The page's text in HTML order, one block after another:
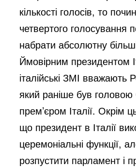
кількості голосів, то
четвертого голосування
набрати абсолютну
Ймовірним президентом
італійські ЗМІ вважають
який раніше був головою
прем’єром Італії. Окрім
що президент в Італії
церемоніальні функції,
розпустити парламент і